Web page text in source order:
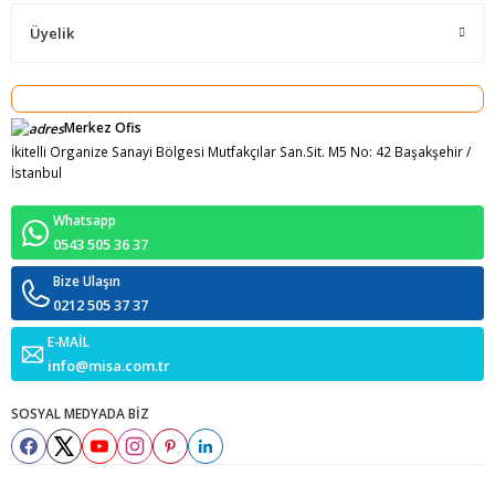
Üyelik
Merkez Ofis
İkitelli Organize Sanayi Bölgesi Mutfakçılar San.Sit. M5 No: 42 Başakşehir /
İstanbul
Whatsapp
0543 505 36 37
Bize Ulaşın
0212 505 37 37
E-MAİL
info@misa.com.tr
SOSYAL MEDYADA BİZ